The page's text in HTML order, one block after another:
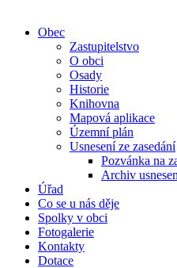
Obec
Zastupitelstvo
O obci
Osady
Historie
Knihovna
Mapová aplikace
Územní plán
Usnesení ze zasedání
Pozvánka na
Archiv
Úřad
Co se u nás děje
Spolky v obci
Fotogalerie
Kontakty
Dotace